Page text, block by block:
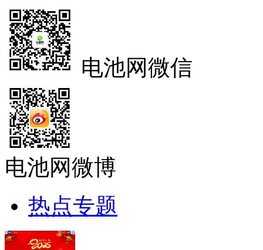
电池网微信
电池网微博
热点专题